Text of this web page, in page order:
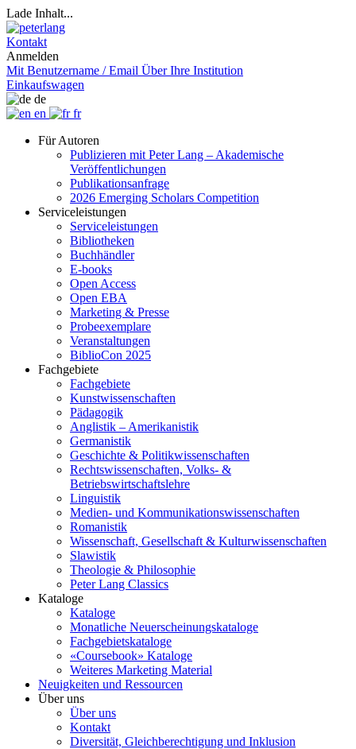
Lade Inhalt...
Kontakt
Anmelden
Mit Benutzername / Email Über Ihre Institution
Einkaufswagen
de
en
fr
Für Autoren
Publizieren mit Peter Lang – Akademische
Veröffentlichungen
Publikationsanfrage
2026 Emerging Scholars Competition
Serviceleistungen
Serviceleistungen
Bibliotheken
Buchhändler
E-books
Open Access
Open EBA
Marketing & Presse
Probeexemplare
Veranstaltungen
BiblioCon 2025
Fachgebiete
Fachgebiete
Kunstwissenschaften
Pädagogik
Anglistik – Amerikanistik
Germanistik
Geschichte & Politikwissenschaften
Rechtswissenschaften, Volks- &
Betriebswirtschaftslehre
Linguistik
Medien- und Kommunikationswissenschaften
Romanistik
Wissenschaft, Gesellschaft & Kulturwissenschaften
Slawistik
Theologie & Philosophie
Peter Lang Classics
Kataloge
Kataloge
Monatliche Neuerscheinungskataloge
Fachgebietskataloge
«Coursebook» Kataloge
Weiteres Marketing Material
Neuigkeiten und Ressourcen
Über uns
Über uns
Kontakt
Diversität, Gleichberechtigung und Inklusion